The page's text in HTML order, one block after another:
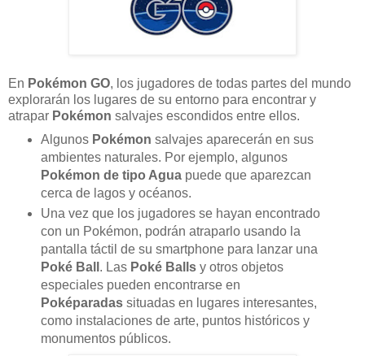
En Pokémon GO, los jugadores de todas partes del mundo
explorarán los lugares de su entorno para encontrar y
atrapar Pokémon salvajes escondidos entre ellos.
Algunos Pokémon salvajes aparecerán en sus
ambientes naturales. Por ejemplo, algunos
Pokémon de tipo Agua puede que aparezcan
cerca de lagos y océanos.
Una vez que los jugadores se hayan encontrado
con un Pokémon, podrán atraparlo usando la
pantalla táctil de su smartphone para lanzar una
Poké Ball . Las Poké Ballsy otros objetos
especiales pueden encontrarse en
Poképaradas situadas en lugares interesantes,
como instalaciones de arte, puntos históricos y
monumentos públicos.